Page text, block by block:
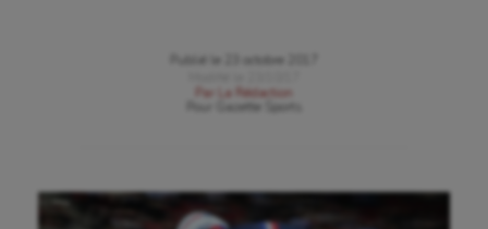
Publié le
23 octobre 2017
Par
La Rédaction
Gazette Sports